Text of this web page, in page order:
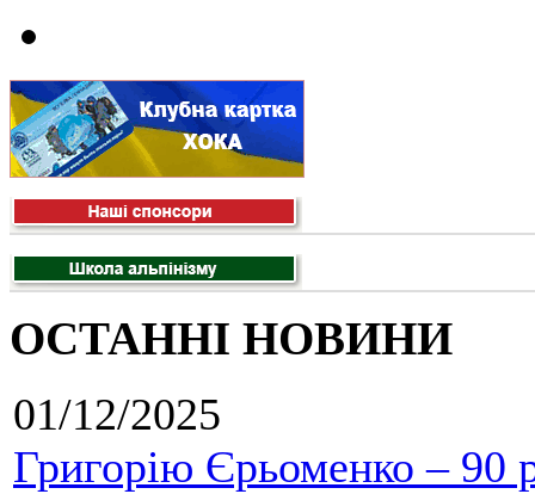
ОСТАННІ НОВИНИ
01/12/2025
Григорію Єрьоменко – 90